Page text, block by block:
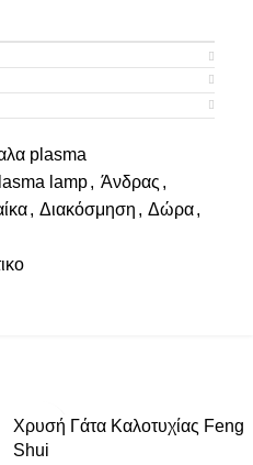
plasma
lamp, Άνδρας ,
, Διακόσμηση , Δώρα,
Χρυσή Γάτα Καλοτυχίας Feng
Shui